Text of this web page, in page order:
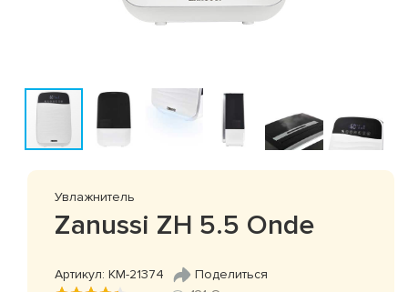
Увлажнитель
Zanussi ZH 5.5 Onde
Артикул: КМ-21374 Поделиться